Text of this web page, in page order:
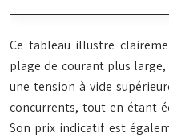
Ce tableau illustre
plage de courant plus
une tension à vide
concurrents, tout en étant
Son prix indicatif est